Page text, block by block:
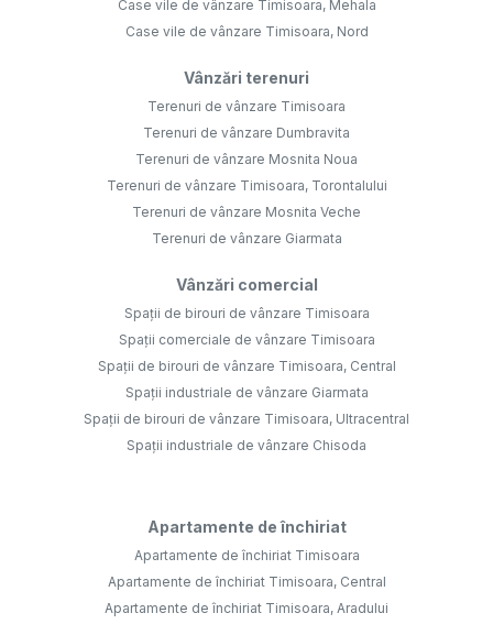
Case vile de vânzare Timisoara, Mehala
Case vile de vânzare Timisoara, Nord
Vânzări terenuri
Terenuri de vânzare Timisoara
Terenuri de vânzare Dumbravita
Terenuri de vânzare Mosnita Noua
Terenuri de vânzare Timisoara, Torontalului
Terenuri de vânzare Mosnita Veche
Terenuri de vânzare Giarmata
Vânzări comercial
Spații de birouri de vânzare Timisoara
Spații comerciale de vânzare Timisoara
Spații de birouri de vânzare Timisoara, Central
Spații industriale de vânzare Giarmata
Spații de birouri de vânzare Timisoara, Ultracentral
Spații industriale de vânzare Chisoda
Apartamente de închiriat
Apartamente de închiriat Timisoara
Apartamente de închiriat Timisoara, Central
Apartamente de închiriat Timisoara, Aradului